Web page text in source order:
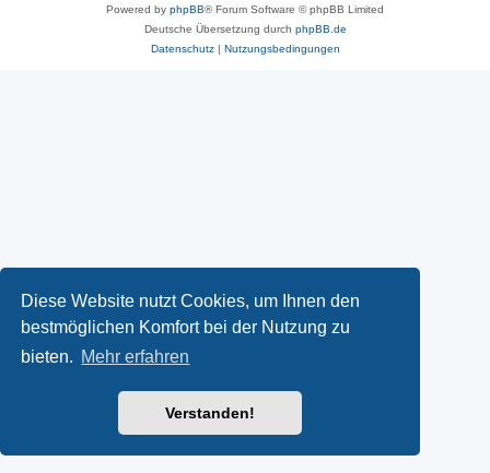
Diese Website nutzt Cookies, um Ihnen den
bestmöglichen Komfort bei der Nutzung zu
bieten. Mehr erfahren
Verstanden!
Powered by phpBB® Forum Software © phpBB Limited
Deutsche Übersetzung durch phpBB.de
Datenschutz| Nutzungsbedingungen